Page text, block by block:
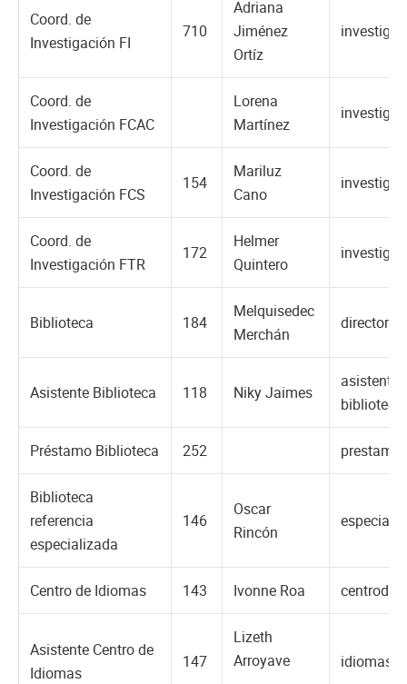
Coord. de
Investigación FI
710
Adriana
Jiménez
Ortíz
Coord. de
Investigación FCAC
Lorena
Martínez
Coord. de
Investigación FCS
154
Mariluz
Cano
Coord. de
Investigación FTR
172
Helmer
Quintero
Biblioteca 184
Melquisedec
Merchán
Asistente Biblioteca 118 Niky Jaimes
Préstamo Biblioteca 252
Biblioteca
referencia
especializada
146
Oscar
Rincón
Centro de Idiomas 143 Ivonne Roa
Asistente Centro de
Idiomas
147
Lizeth
Arroyave